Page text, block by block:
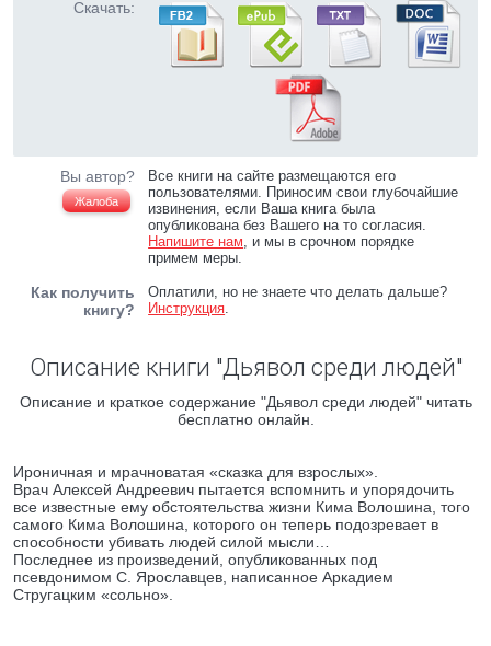
Скачать:
Вы автор?
Жалоба
Все книги на сайте размещаются его
пользователями. Приносим свои глубочайшие
извинения, если Ваша книга была
опубликована без Вашего на то согласия.
Напишите нам, и мы в срочном порядке
примем меры.
Как получить
книгу?
Оплатили, но не знаете что делать дальше?
Инструкция.
Описание книги "Дьявол среди людей"
Описание и краткое содержание "Дьявол среди людей" читать
бесплатно онлайн.
Ироничная и мрачноватая «сказка для взрослых».
Врач Алексей Андреевич пытается вспомнить и упорядочить
все известные ему обстоятельства жизни Кима Волошина, того
самого Кима Волошина, которого он теперь подозревает в
способности убивать людей силой мысли…
Последнее из произведений, опубликованных под
псевдонимом С. Ярославцев, написанное Аркадием
Стругацким «сольно».